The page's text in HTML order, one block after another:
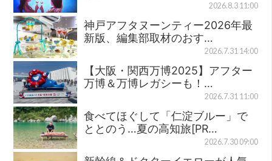
2026.8.3 11:00
神戸アフタヌーンティー2026年最
新版、編集部取材のおす…
2026.7.31 14:00
【大阪・関西万博2025】アフター
万博＆万博レガシーも！…
2026.7.31 11:00
食べてほぐして「仁淀ブルー」で
ととのう…夏の高知旅[PR…
2026.7.30 09:00